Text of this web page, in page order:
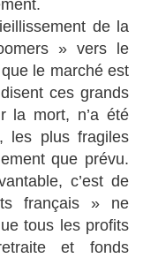
de la
» vers le
le marché est
ces grands
la mort, n’a été
les plus fragiles
que prévu.
c’est de
français » ne
tous les profits
et fonds